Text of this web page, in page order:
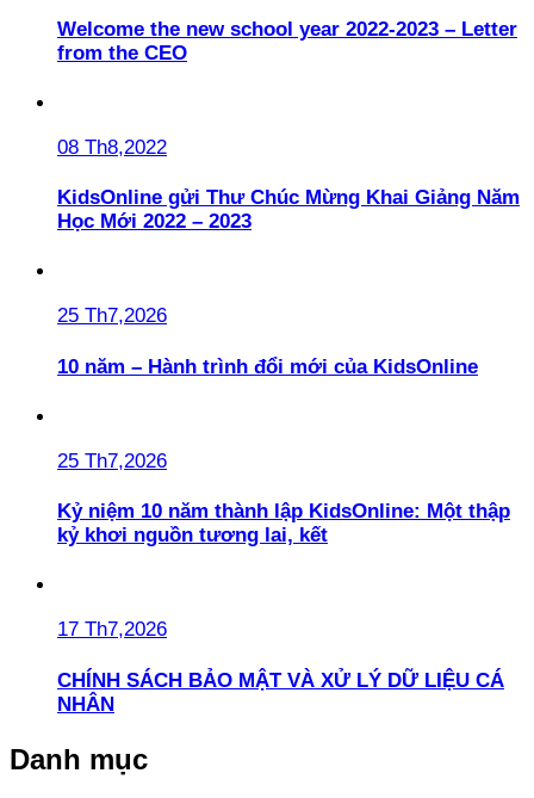
Welcome the new school year 2022-2023 – Letter
from the CEO
08 Th8,2022
KidsOnline gửi Thư Chúc Mừng Khai Giảng Năm
Học Mới 2022 – 2023
25 Th7,2026
10 năm – Hành trình đổi mới của KidsOnline
25 Th7,2026
Kỷ niệm 10 năm thành lập KidsOnline: Một thập
kỷ khơi nguồn tương lai, kết
17 Th7,2026
CHÍNH SÁCH BẢO MẬT VÀ XỬ LÝ DỮ LIỆU CÁ
NHÂN
Danh mục